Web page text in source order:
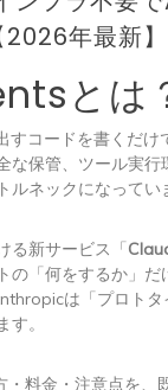
年最新】
とは
コードを書くだけ
な保管、ツール実
ネックになってい
新サービス「
「何をするか」だ
は「プロト
。
料金・注意点を、